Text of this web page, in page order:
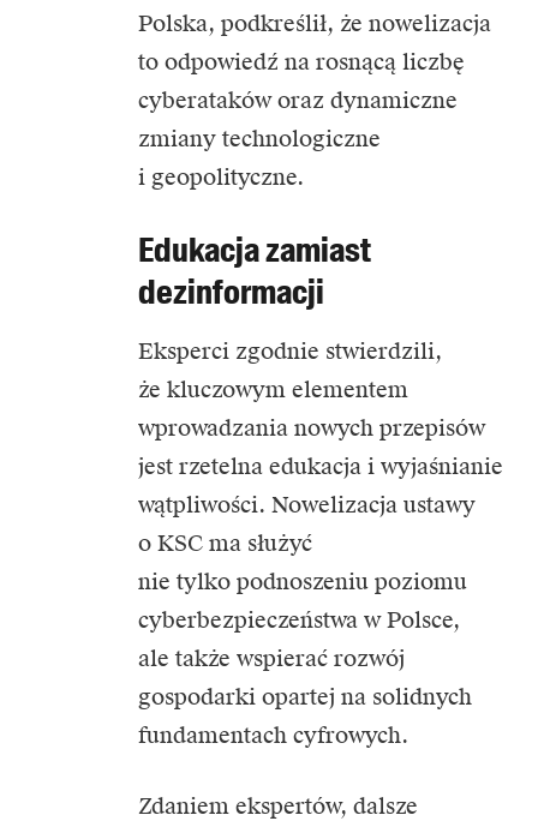
Polska, podkreślił, że nowelizacja
to odpowiedź na rosnącą liczbę
cyberataków oraz dynamiczne
zmiany technologiczne
i geopolityczne.
Edukacja zamiast
dezinformacji
Eksperci zgodnie stwierdzili,
że kluczowym elementem
wprowadzania nowych przepisów
jest rzetelna edukacja i wyjaśnianie
wątpliwości. Nowelizacja ustawy
o KSC ma służyć
nie tylko podnoszeniu poziomu
cyberbezpieczeństwa w Polsce,
ale także wspierać rozwój
gospodarki opartej na solidnych
fundamentach cyfrowych.
Zdaniem ekspertów, dalsze